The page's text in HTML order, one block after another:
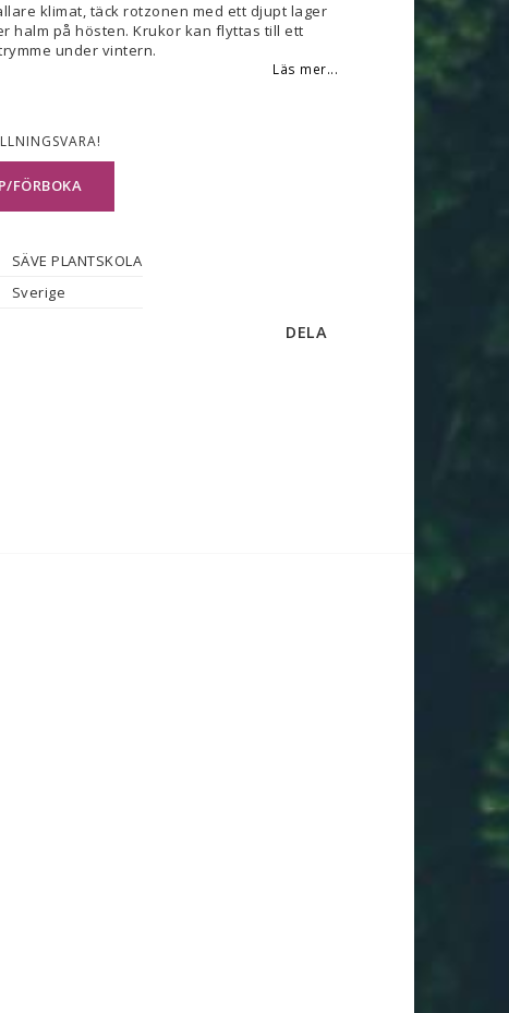
klimat, täck rotzonen med ett djupt lager
halm på hösten. Krukor kan flyttas till ett
under vintern.
Läs mer...
FÖRBOKA
SÄVE PLANTSKOLA
Sverige
DELA